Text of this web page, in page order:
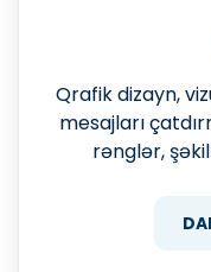
Qrafik dizayn,
mesajları
rənglər,
brendinq və